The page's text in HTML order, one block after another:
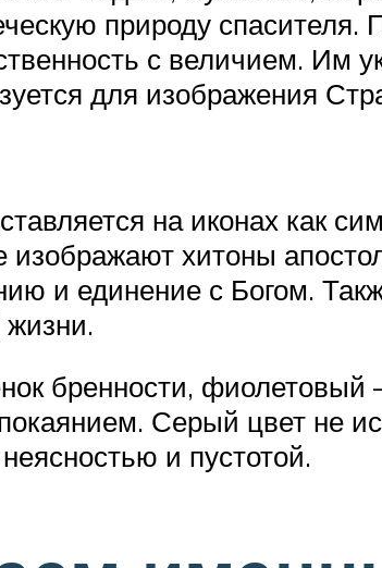
природу спасителя.
с величием. Им
для изображения
на иконах как
изображают хитоны
и единение с Богом.
жизни.
бренности,
Серый цвет не
и пустотой.